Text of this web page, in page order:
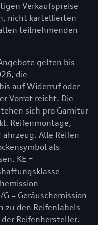
Verkaufspreise
nicht kartellierten
teilnehmenden
gelten bis
die
auf Widerruf oder
Vorrat reicht. Die
sich pro Garnitur
Reifenmontage,
Alle Reifen
als
KE =
= Geräuschemission
zu den Reifenlabels
Reifenhersteller.